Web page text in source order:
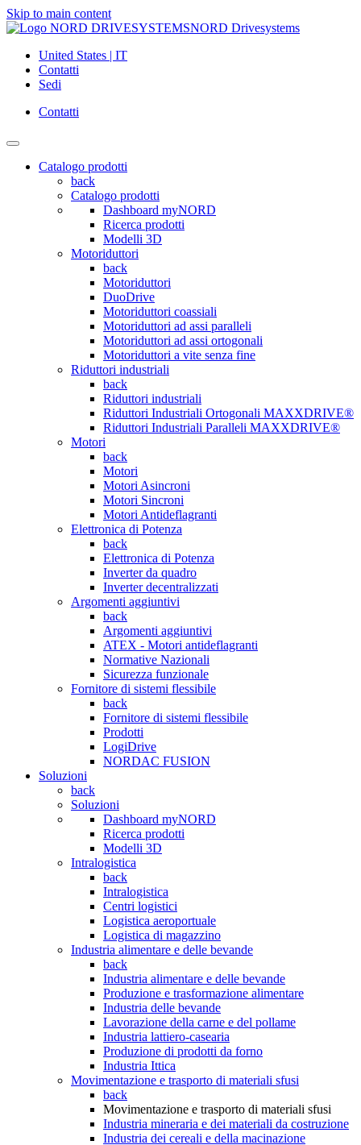
Skip to main content
NORD Drivesystems
United States | IT
Contatti
Sedi
Contatti
Catalogo prodotti
back
Catalogo prodotti
Dashboard myNORD
Ricerca prodotti
Modelli 3D
Motoriduttori
back
Motoriduttori
DuoDrive
Motoriduttori coassiali
Motoriduttori ad assi paralleli
Motoriduttori ad assi ortogonali
Motoriduttori a vite senza fine
Riduttori industriali
back
Riduttori industriali
Riduttori Industriali Ortogonali MAXXDRIVE®
Riduttori Industriali Paralleli MAXXDRIVE®
Motori
back
Motori
Motori Asincroni
Motori Sincroni
Motori Antideflagranti
Elettronica di Potenza
back
Elettronica di Potenza
Inverter da quadro
Inverter decentralizzati
Argomenti aggiuntivi
back
Argomenti aggiuntivi
ATEX - Motori antideflagranti
Normative Nazionali
Sicurezza funzionale
Fornitore di sistemi flessibile
back
Fornitore di sistemi flessibile
Prodotti
LogiDrive
NORDAC FUSION
Soluzioni
back
Soluzioni
Dashboard myNORD
Ricerca prodotti
Modelli 3D
Intralogistica
back
Intralogistica
Centri logistici
Logistica aeroportuale
Logistica di magazzino
Industria alimentare e delle bevande
back
Industria alimentare e delle bevande
Produzione e trasformazione alimentare
Industria delle bevande
Lavorazione della carne e del pollame
Industria lattiero-casearia
Produzione di prodotti da forno
Industria Ittica
Movimentazione e trasporto di materiali sfusi
back
Movimentazione e trasporto di materiali sfusi
Industria mineraria e dei materiali da costruzione
Industria dei cereali e della macinazione